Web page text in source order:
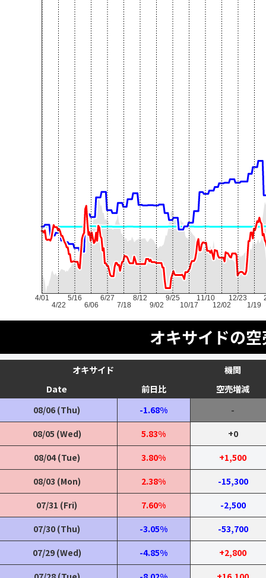
4/01
4/22
5/16
6/06
6/27
7/18
8/12
9/02
9/25
10/17
11/10
12/02
12/23
1/19
オキサイドの
オキサイド
機関
Date
前日比 空売増減
08/06 (Thu) -1.68%
-
08/05 (Wed)
5.83%
+0
08/04 (Tue)
3.80%
+1,500
08/03 (Mon)
2.38%
-15,300
07/31 (Fri)
7.60%
-2,500
07/30 (Thu)
-3.05%
-53,700
07/29 (Wed)
-4.85%
+2,800